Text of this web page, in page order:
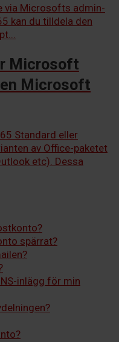
via Microsofts admin-
kan du tilldela den
Microsoft
Microsoft
Standard eller
av Office-paketet
etc). Dessa
spärrat?
inlägg för min